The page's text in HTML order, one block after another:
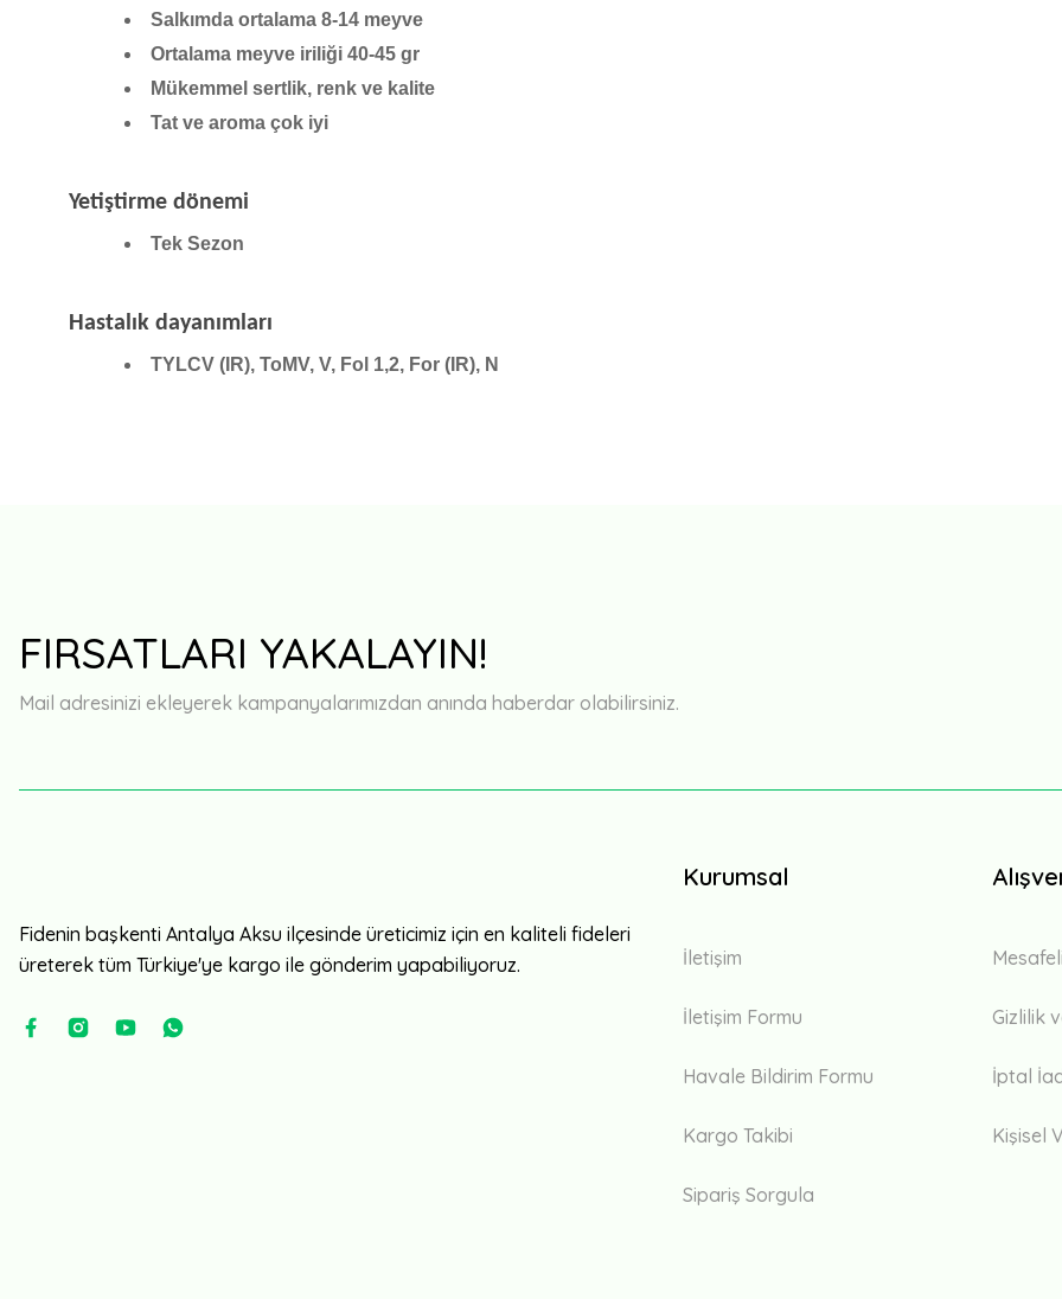
Salkımda ortalama 8-14 meyve
Ortalama meyve iriliği 40-45 gr
Mükemmel sertlik, renk ve kalite
Tat ve aroma çok iyi
Yetiştirme dönemi
Tek Sezon
Hastalık dayanımları
TYLCV (IR), ToMV, V, Fol 1,2, For (IR), N
FIRSATLARI YAKALAYIN!
Mail adresinizi ekleyerek kampanyalarımızdan anında haberdar olabilirsiniz.
Fidenin başkenti Antalya Aksu ilçesinde üreticimiz için en kaliteli fideleri
üreterek tüm Türkiye'ye kargo ile gönderim yapabiliyoruz.
Kurumsal
İletişim
İletişim Formu
Havale Bildirim Formu
Kargo Takibi
Sipariş Sorgula
Gizlilik
İptal
Kişisel